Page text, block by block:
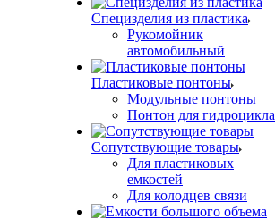
Специзделия из пластика
Рукомойник
автомобильный
Пластиковые понтоны
Модульные понтоны
Понтон для гидроцикла
Сопутствующие товары
Для пластиковых
емкостей
Для колодцев связи